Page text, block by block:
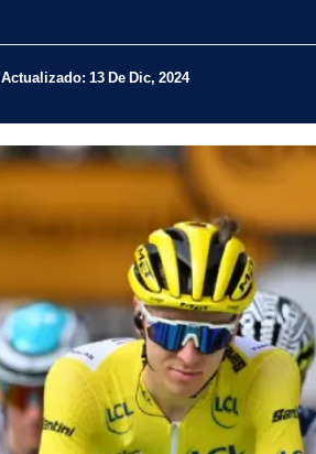
Actualizado: 13 De Dic, 2024